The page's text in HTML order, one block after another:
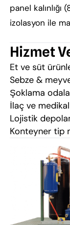
panel
izolasyon ile
Hizmet
Et ve süt
Sebze &
Şoklama
İlaç ve
Lojistik
Konteyner tip